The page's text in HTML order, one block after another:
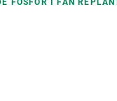
FÒSFOR I FAN